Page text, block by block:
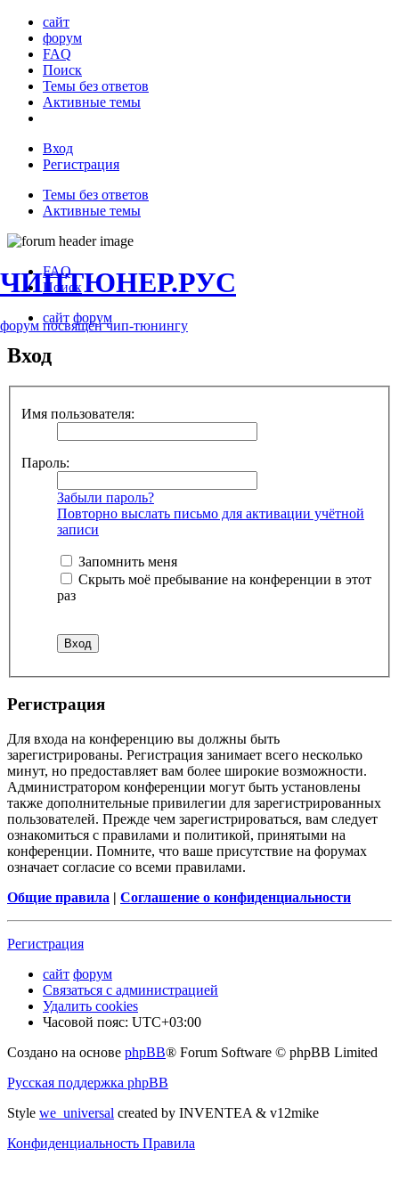
сайт
форум
FAQ
Поиск
Темы без ответов
Активные темы
Вход
Регистрация
Темы без ответов
Активные темы
ЧИПТЮНЕР.РУС
форум посвящён чип-тюнингу
FAQ
Поиск
сайт форум
Вход
Имя пользователя:
Пароль:
Забыли пароль?
Повторно выслать письмо для активации учётной
записи
Запомнить меня
Скрыть моё пребывание на конференции в этот
раз
Регистрация
Для входа на конференцию вы должны быть
зарегистрированы. Регистрация занимает всего несколько
минут, но предоставляет вам более широкие возможности.
Администратором конференции могут быть установлены
также дополнительные привилегии для зарегистрированных
пользователей. Прежде чем зарегистрироваться, вам следует
ознакомиться с правилами и политикой, принятыми на
конференции. Помните, что ваше присутствие на форумах
означает согласие со всеми правилами.
Общие правила | Соглашение о конфиденциальности
Регистрация
сайт форум
Связаться с администрацией
Удалить cookies
Часовой пояс: UTC+03:00
Создано на основе phpBB® Forum Software © phpBB Limited
Русская поддержка phpBB
Style we_universal created by INVENTEA & v12mike
Конфиденциальность Правила